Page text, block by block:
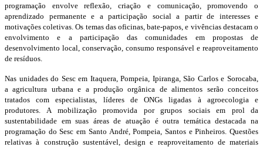
programação envolve reflexão, criação e comunicação, promovendo o
aprendizado permanente e a participação social a partir de interesses e
motivações coletivas.Os temas das oficinas, bate-papos, e vivências destacam o
envolvimento e a participação das comunidades em propostas de
desenvolvimento local, conservação, consumo responsável e reaproveitamento
de resíduos.
Nas unidades do Sesc em Itaquera, Pompeia, Ipiranga, São Carlos e Sorocaba,
a agricultura urbana e a produção orgânica de alimentos serão conceitos
tratados com especialistas,
líderes de ONGs ligadas à agroecologia e
produtores. A mobilização promovida por grupos sociais em prol da
sustentabilidade em suas áreas de atuação é outra temática destacada na
programação doSesc em Santo André, Pompeia, Santos e Pinheiros . Questões
relativas à construção sustentável, design e reaproveitamento de materiais